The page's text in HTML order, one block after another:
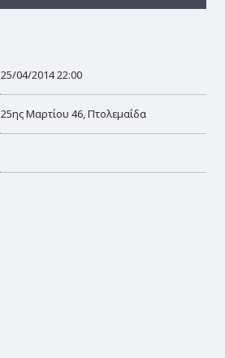
25/04/2014 22:00
25ης Μαρτίου 46, Πτολεμαΐδα